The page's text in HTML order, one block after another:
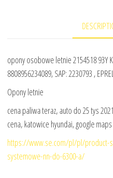
opony osobowe letnie 2154518 93Y
8808956234089, SAP: 2230793 ,
Opony letnie
cena paliwa teraz, auto do 25 tys
cena, katowice hyundai, google
https://www.se.com/pl/pl/product-
systemowe-nn-do-6300-a/